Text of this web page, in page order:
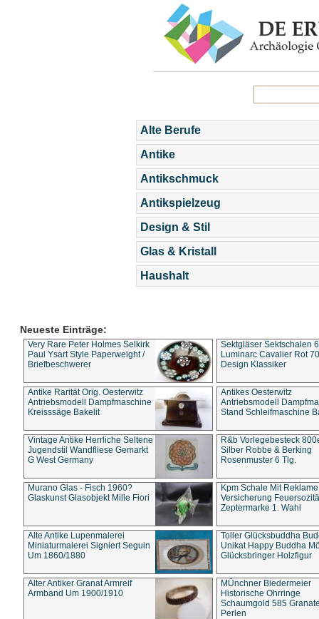
Alte Berufe
Antike
Antikschmuck
Antikspielzeug
Design & Stil
Glas & Kristall
Haushalt
Neueste Einträge:
Very Rare Peter Holmes Selkirk
Paul Ysart Style Paperweight /
Briefbeschwerer
Sektgläser Sektschalen
Luminarc Cavalier Rot
Design Klassiker
Antike Rarität Orig. Oesterwitz
Antriebsmodell Dampfmaschine
Kreisssäge Bakelit
Antikes Oesterwitz
Antriebsmodell
Stand Schleifmaschine
Vintage Antike Herrliche Seltene
Jugendstil Wandfliese Gemarkt
G West Germany
R&b Vorlegebesteck
Silber Robbe & Berking
Rosenmuster 6 Tlg.
Murano Glas - Fisch 1960?
Glaskunst Glasobjekt Mille Fiori
Kpm Schale Mit Reklame
Versicherung
Zeptermarke 1. Wahl
Alte Antike Lupenmalerei
Miniaturmalerei Signiert Seguin
Um 1860/1880
Toller Glücksbuddha
Unikat Happy Buddha
Glücksbringer Holzfigur
Alter Antiker Granat Armreif
Armband Um 1900/1910
MÜnchner Biedermeier
Historische Ohrringe
Schaumgold 585
Perlen